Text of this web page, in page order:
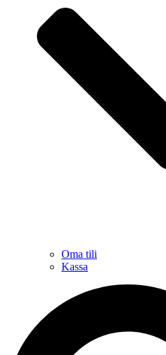
Oma tili
Kassa